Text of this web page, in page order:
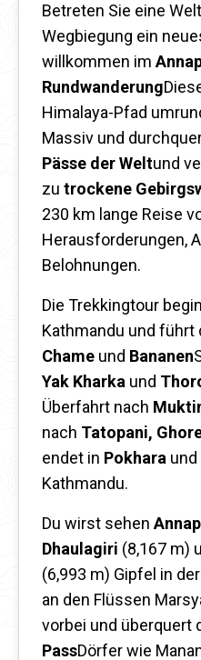
Betreten Sie eine
Wegbiegung ein
willkommen im
Rundwanderung
Himalaya-Pfad
Massiv und
Pässe der Weltund
zu trockene
230 km lange Reise
Herausforderungen,
Belohnungen.
Die Trekkingtour
Kathmandu und führt
Chame und Bananen
Yak Kharka und
Überfahrt nach
nach Tatopani,
endet in Pokhara
Kathmandu.
Du wirst sehen
Dhaulagiri (8,167 m)
(6,993 m) Gipfel in
an den Flüssen
vorbei und überquert
PassDörfer wie